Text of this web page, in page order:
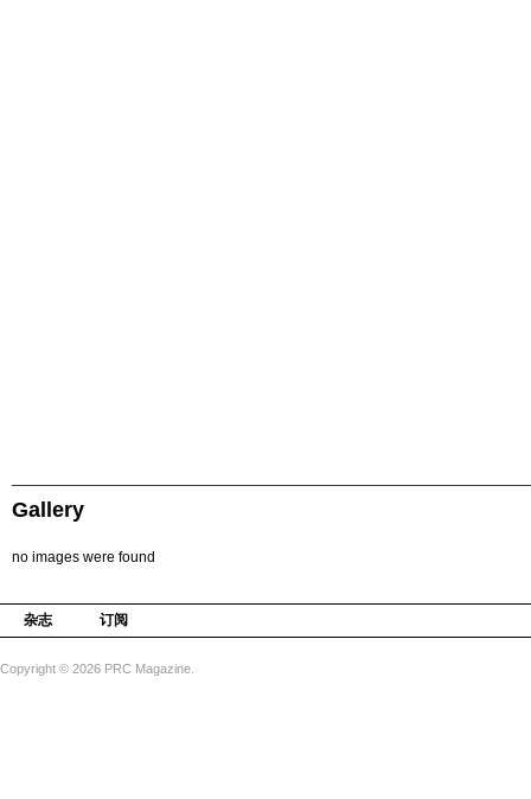
Gallery
no images were found
杂志 订阅
Copyright © 2026 PRC Magazine.